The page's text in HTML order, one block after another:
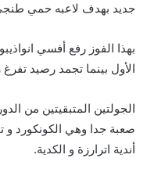
جديد بهدف لاعبه حمي
الأول بينما تجمد رصيد تفرغ زينة
الجولتين المتبقيتين من
صعبة جدا وهي الكونكورد و
أندية اترارزة و الكدية.